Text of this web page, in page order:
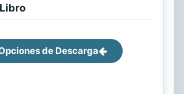
de Descarga